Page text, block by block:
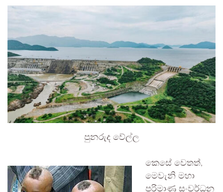
පුනරුද වේල්ල
කෙසේ වෙතත්,
මෙවැනි මහා
පරිමාණ සංවර්ධන